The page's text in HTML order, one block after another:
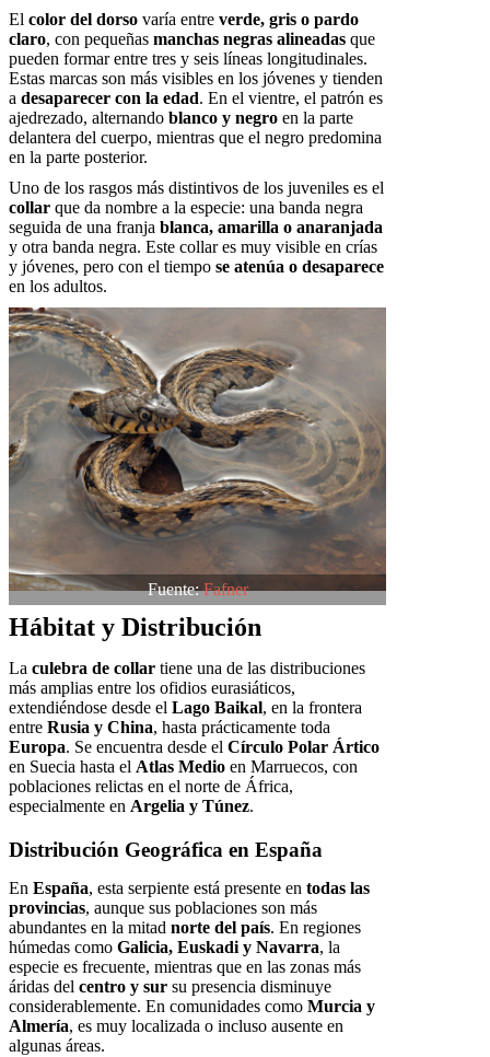
El color del dorso varía entre verde, gris o pardo
claro, con pequeñas manchas negras alineadas que
pueden formar entre tres y seis líneas longitudinales.
Estas marcas son más visibles en los jóvenes y tienden
a desaparecer con la edad. En el vientre, el patrón es
ajedrezado, alternando blanco y negro en la parte
delantera del cuerpo, mientras que el negro predomina
en la parte posterior.
Uno de los rasgos más distintivos de los juveniles es el
collar que da nombre a la especie: una banda negra
seguida de una franja blanca, amarilla o anaranjada
y otra banda negra. Este collar es muy visible en crías
y jóvenes, pero con el tiempo se atenúa o desaparece
en los adultos.
Fuente:Fafner
Hábitat y Distribución
La culebra de collar tiene una de las distribuciones
más amplias entre los ofidios eurasiáticos,
extendiéndose desde el Lago Baikal, en la frontera
entre Rusia y China, hasta prácticamente toda
Europa. Se encuentra desde el Círculo Polar Ártico
en Suecia hasta el Atlas Medio en Marruecos, con
poblaciones relictas en el norte de África,
especialmente en Argelia y Túnez.
Distribución Geográfica en España
En España, esta serpiente está presente en todas las
provincias, aunque sus poblaciones son más
abundantes en la mitad norte del país. En regiones
húmedas como Galicia, Euskadi y Navarra, la
especie es frecuente, mientras que en las zonas más
áridas del centro y sur su presencia disminuye
considerablemente. En comunidades como Murcia y
Almería, es muy localizada o incluso ausente en
algunas áreas.